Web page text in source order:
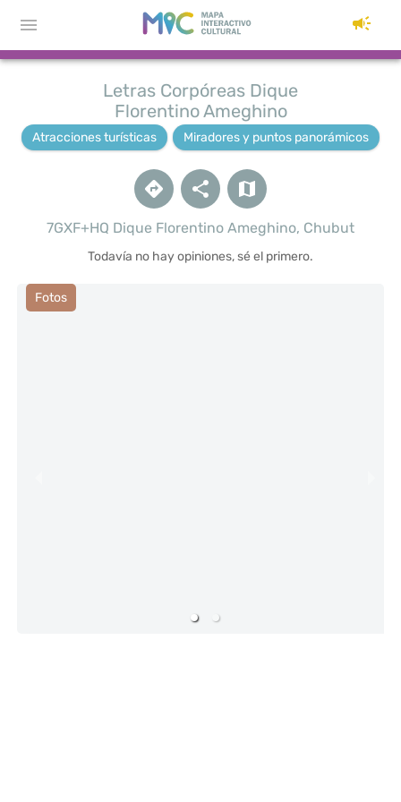
Letras Corpóreas Dique
Florentino Ameghino
Atracciones turísticas Miradores y puntos panorámicos
7GXF+HQ Dique Florentino Ameghino, Chubut
Todavía no hay opiniones, sé el primero.
Fotos